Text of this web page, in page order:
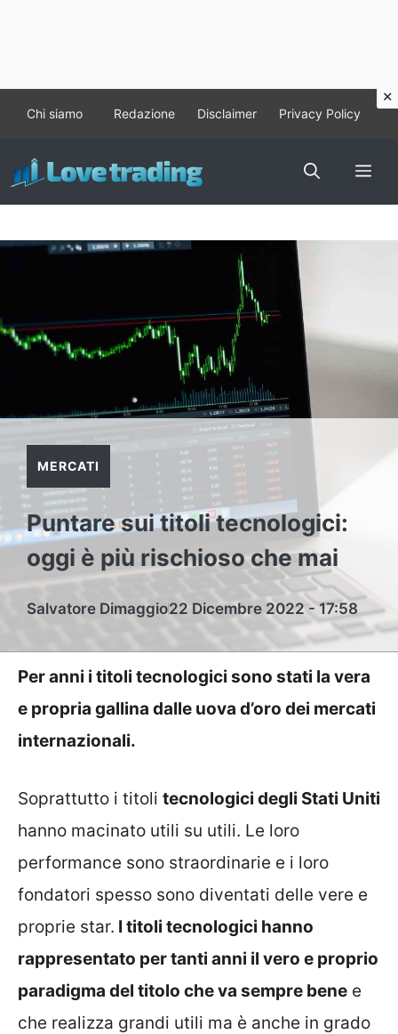
contenuto
Chi siamo Redazione Disclaimer Privacy Policy
MERCATI
Puntare sui titoli tecnologici:
oggi è più rischioso che mai
Salvatore Dimaggio22 Dicembre 2022 - 17:58
Per anni i titoli tecnologici sono stati la vera
e propria gallina dalle uova d’oro dei mercati
internazionali.
Soprattutto i titoli tecnologici degli Stati Uniti
hanno macinato utili su utili. Le loro
performance sono straordinarie e i loro
fondatori spesso sono diventati delle vere e
proprie star. I titoli tecnologici hanno
rappresentato per tanti anni il vero e proprio
paradigma del titolo che va sempre bene e
che realizza grandi utili ma è anche in grado